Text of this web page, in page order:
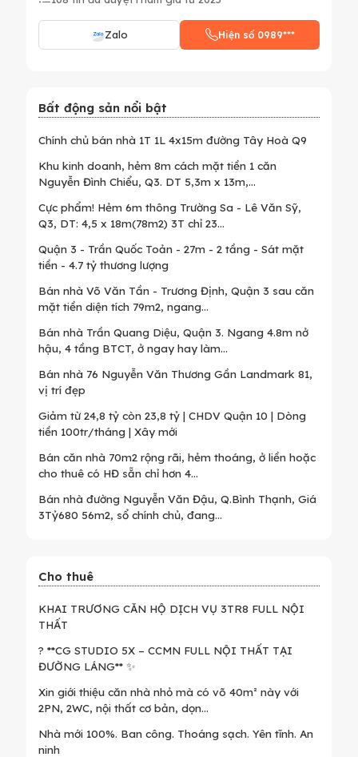
Zalo Hiện số 0989***
Bất động sản nổi bật
Chính chủ bán nhà 1T 1L 4x15m đường Tây Hoà Q9
Khu kinh doanh, hẻm 8m cách mặt tiền 1 căn
Nguyễn Đình Chiểu, Q3. DT 5,3m x 13m,...
Cực phẩm! Hẻm 6m thông Trường Sa - Lê Văn Sỹ,
Q3, DT: 4,5 x 18m(78m2) 3T chỉ 23...
Quận 3 - Trần Quốc Toản - 27m - 2 tầng - Sát mặt
tiền - 4.7 tỷ thương lượng
Bán nhà Võ Văn Tần - Trương Định, Quận 3 sau căn
mặt tiền diện tích 79m2, ngang...
Bán nhà Trần Quang Diệu, Quận 3. Ngang 4.8m nở
hậu, 4 tầng BTCT, ở ngay hay làm...
Bán nhà 76 Nguyễn Văn Thương Gần Landmark 81,
vị trí đẹp
Giảm từ 24,8 tỷ còn 23,8 tỷ | CHDV Quận 10 | Dòng
tiền 100tr/tháng | Xây mới
Bán căn nhà 70m2 rộng rãi, hẻm thoáng, ở liền hoặc
cho thuê có HĐ sẵn chỉ hơn 4...
Bán nhà đường Nguyễn Văn Đậu, Q.Bình Thạnh, Giá
3Tỷ680 56m2, sổ chính chủ, đang...
Cho thuê
KHAI TRƯƠNG CĂN HỘ DỊCH VỤ 3TR8 FULL NỘI
THẤT
? **CG STUDIO 5X – CCMN FULL NỘI THẤT TẠI
ĐƯỜNG LÁNG** ✨
Xin giới thiệu căn nhà nhỏ mà có võ 40m² này với
2PN, 2WC, nội thất cơ bản, dọn...
Nhà mới 100%. Ban công. Thoáng sạch. Yên tĩnh. An
ninh